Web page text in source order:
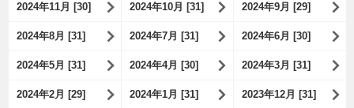
2024年11月 [30] 2024年10月 [31] 2024年9月 [29]
2024年8月 [31] 2024年7月 [31] 2024年6月 [30]
2024年5月 [31] 2024年4月 [30] 2024年3月 [31]
2024年2月 [29] 2024年1月 [31] 2023年12月 [31]